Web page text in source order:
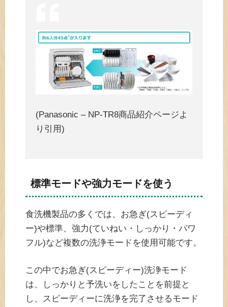
(Panasonic – NP-TR8商品紹介ページよ
り引用)
標準モードや強力モードを使う
食洗機製品の多くでは、お急ぎ(スピーディ
ー)や標準、強力(ていねい・しっかり・パワ
フル)など複数の洗浄モードを使用可能です。
この中でお急ぎ(スピーディー)洗浄モード
は、しっかりと予洗いをしたことを前提と
し、スピーディーに洗浄を完了させるモード